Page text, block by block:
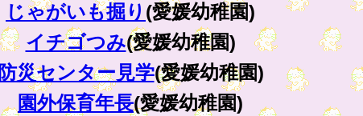
じゃがいも掘り (愛媛幼稚園)
イチゴつみ(愛媛幼稚園)
防災センター見学(愛媛幼稚園)
園外保育年長(愛媛幼稚園)